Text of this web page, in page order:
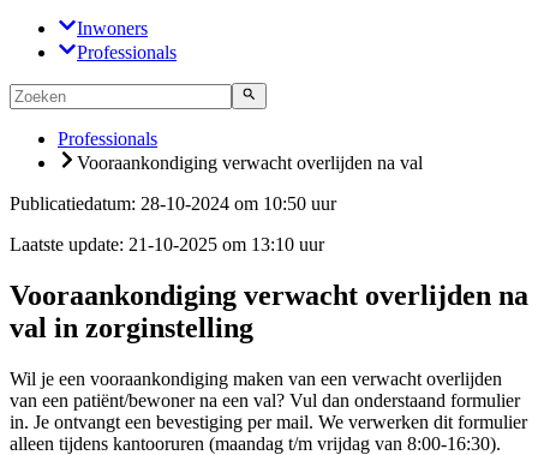
Inwoners
Professionals
Professionals
Vooraankondiging verwacht overlijden na val
Publicatiedatum: 28-10-2024 om 10:50 uur
Laatste update: 21-10-2025 om 13:10 uur
Vooraankondiging verwacht overlijden na
val in zorginstelling
Wil je een vooraankondiging maken van een verwacht overlijden
van een patiënt/bewoner na een val? Vul dan onderstaand formulier
in. Je ontvangt een bevestiging per mail. We verwerken dit formulier
alleen tijdens kantooruren (maandag t/m vrijdag van 8:00-16:30).